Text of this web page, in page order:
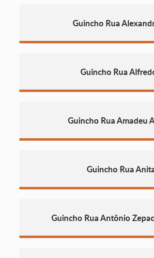
Guincho Rua
Guincho Rua
Guincho Rua Amadeu
Guincho Rua
Guincho Rua Antônio